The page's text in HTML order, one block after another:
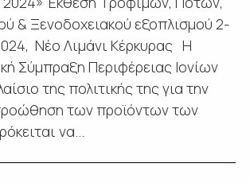
& Ξενοδοχειακού εξοπλισμού 2-
Νέο Λιμάνι Κέρκυρας Η
Σύμπραξη Περιφέρειας Ιονίων
της πολιτικής της για την
των προϊόντων των
να...